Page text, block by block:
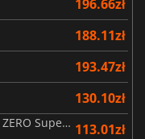
196.66zł
188.11zł
193.47zł
130.10zł
DRAGON BALL Sparking! ZERO Super Limit Breaking NEO 113.01zł